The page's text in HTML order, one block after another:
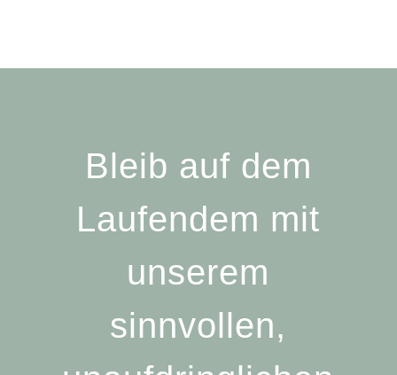
Bleib auf dem
Laufendem mit
unserem
sinnvollen,